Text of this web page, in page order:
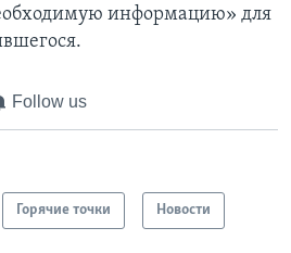
информацию» для
Follow us
Горячие точки Новости